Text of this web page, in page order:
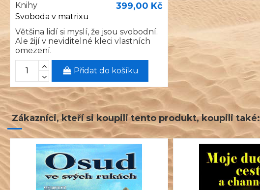
Knihy
Svoboda v matrixu
399,00 Kč
Většina lidí si myslí, že jsou svobodní.
Ale žijí v neviditelné kleci vlastních
omezení.
Přidat do košíku
Zákazníci, kteří si koupili tento produkt, koupili také: